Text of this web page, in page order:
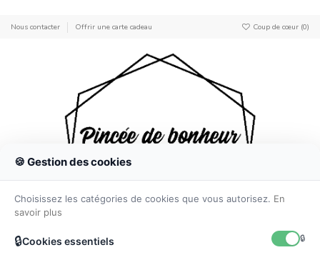
Nous contacter Offrir une carte cadeau Coup de cœur (0)
🍪 Gestion des cookies
Choisissez les catégories de cookies que vous autorisez. En
savoir plus
🔒Cookies essentiels 🔒